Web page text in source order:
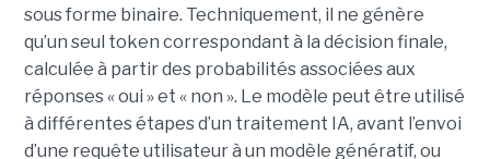
sous forme binaire. Techniquement, il ne génère
qu’un seul token correspondant à la décision finale,
calculée à partir des probabilités associées aux
réponses « oui » et « non ». Le modèle peut être utilisé
à différentes étapes d’un traitement IA, avant l’envoi
d’une requête utilisateur à un modèle génératif, ou